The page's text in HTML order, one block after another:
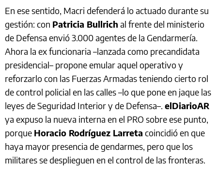
En ese sentido, Macri defenderá lo actuado durante su
gestión: con Patricia Bullrich al frente del ministerio
de Defensa envió 3.000 agentes de la Gendarmería.
Ahora la ex funcionaria –lanzada como precandidata
presidencial– propone emular aquel operativo y
reforzarlo con las Fuerzas Armadas teniendo cierto rol
de control policial en las calles –lo que pone en jaque las
leyes de Seguridad Interior y de Defensa–. elDiarioAR
ya expuso la nueva interna en el PRO sobre ese punto,
porque Horacio Rodríguez Larreta coincidió en que
haya mayor presencia de gendarmes, pero que los
militares se desplieguen en el control de las fronteras.